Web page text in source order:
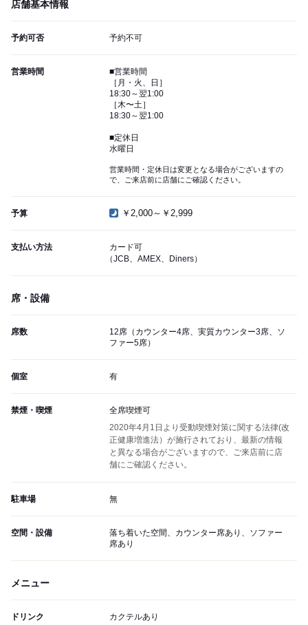
店舗基本情報
予約可否 予約不可
営業時間
■営業時間
［月・火、日］
18:30～翌1:00
［木〜土］
18:30～翌1:00
■定休日
水曜日
営業時間・定休日は変更となる場合がございますの
で、ご来店前に店舗にご確認ください。
予算 ￥2,000～￥2,999
支払い方法
カード可
（JCB、AMEX、Diners）
席・設備
席数
12席（カウンター4席、実質カウンター3席、ソ
ファー5席）
個室 有
禁煙・喫煙
全席喫煙可
2020年4月1日より受動喫煙対策に関する法律(改
正健康増進法）が施行されており、最新の情報
と異なる場合がございますので、ご来店前に店
舗にご確認ください。
駐車場 無
空間・設備
落ち着いた空間、カウンター席あり、ソファー
席あり
メニュー
ドリンク カクテルあり